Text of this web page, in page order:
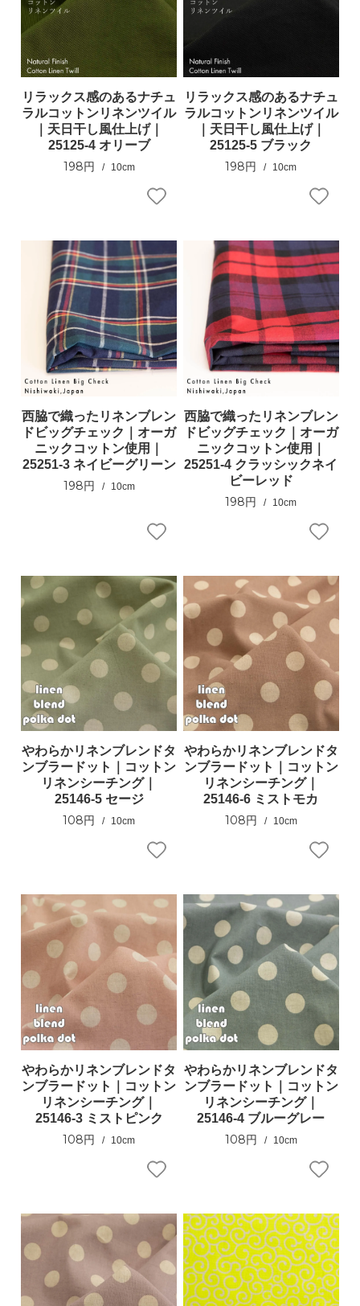
リラックス感のあるナチュ
ラルコットンリネンツイル
｜天日干し風仕上げ｜
25125-4 オリーブ
198円 10cm
リラックス感のあるナチュ
ラルコットンリネンツイル
｜天日干し風仕上げ｜
25125-5 ブラック
198円 10cm
西脇で織ったリネンブレン
ドビッグチェック｜オーガ
ニックコットン使用｜
25251-3 ネイビーグリーン
198円 10cm
西脇で織ったリネンブレン
ドビッグチェック｜オーガ
ニックコットン使用｜
25251-4 クラッシックネイ
ビーレッド
198円 10cm
やわらかリネンブレンドタ
ンブラードット｜コットン
リネンシーチング｜
25146-5 セージ
108円 10cm
やわらかリネンブレンドタ
ンブラードット｜コットン
リネンシーチング｜
25146-6 ミストモカ
108円 10cm
やわらかリネンブレンドタ
ンブラードット｜コットン
リネンシーチング｜
25146-3 ミストピンク
108円 10cm
やわらかリネンブレンドタ
ンブラードット｜コットン
リネンシーチング｜
25146-4 ブルーグレー
108円 10cm